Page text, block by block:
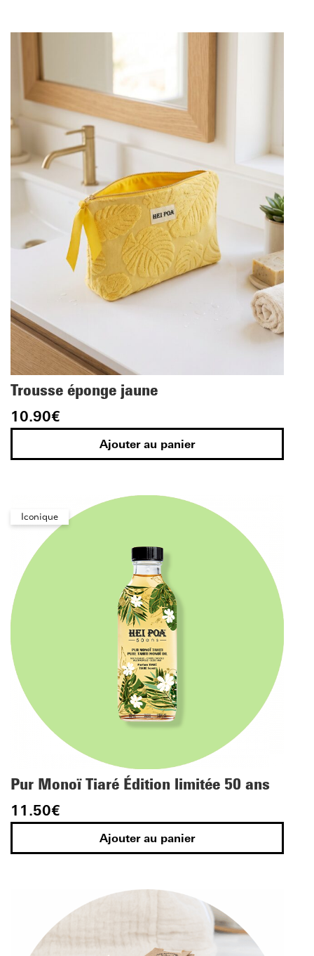
Trousse éponge jaune
10.90€
Ajouter au panier
Iconique
Pur Monoï Tiaré Édition limitée 50 ans
11.50€
Ajouter au panier